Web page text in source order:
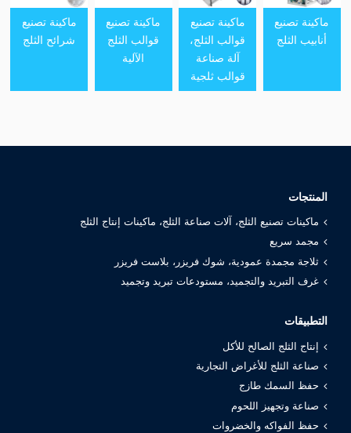
ماكينة تصنيع
أنابيب الثلج
ماكينة تصنيع
قوالب الثلج،
آلة صناعة
قوالب ثلجية
ماكينة تصنيع
قوالب الثلج
الآلية
ماكينة تصنيع
شرائح الثلج
المنتجات
ماكينات تصنيع الثلج، آلات صناعة الثلج، ماكينات إنتاج الثلج
مجمد سريع
ثلاجة مجمدة عمودية، شوك فريزر، بلاست فريزر
غرف التبريد والتجميد، مستودعات تبريد وتجميد
التطبيقات
إنتاج الثلج الصالح للأكل
صناعة الثلج للأغراض التجارية
حفظ السمك طازج
صناعة وتجهيز اللحوم
حفظ الفواكه والخضروات